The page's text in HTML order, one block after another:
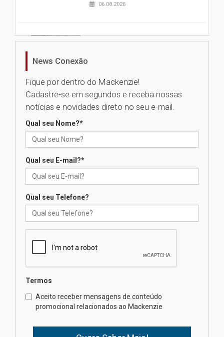
06.08.2026
Nova apresentação do Centro
Universidade Mackenzie
realizará nova edição da Feira
das novas tecnologias em
calouros do segundo semestre
04.08.2026
Brasília prepara seus
estudantes para o PAS antes
mesmo do Ensino Médio
News Conexão
Fique por dentro do Mackenzie!
Cadastre-se em segundos e receba nossas
notícias e novidades direto no seu e-mail.
Qual seu Nome?*
Qual seu E-mail?*
Qual seu Telefone?
Termos
Aceito receber mensagens de conteúdo
promocional relacionados ao Mackenzie